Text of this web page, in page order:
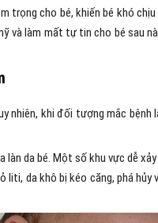
trọng cho bé, khiến bé khó
làm mất tự tin cho bé sau
nhiên, khi đối tượng mắc
da bé. Một số khu vực dễ
liti, da khô bị kéo căng, phá